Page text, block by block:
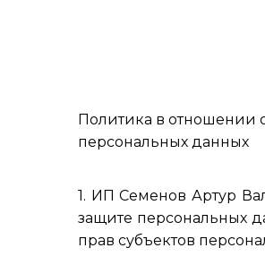
Политика в отношении
персональных данных
1. ИП Семенов Артур
защите персональных
прав субъектов